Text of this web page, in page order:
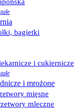
bagietki
i cukiernicze
i mrożone
mięsne
mleczne